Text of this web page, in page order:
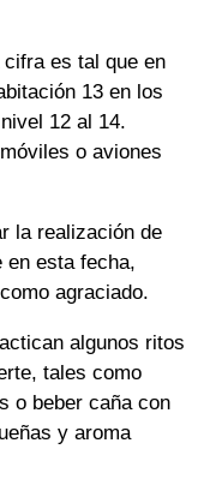
es tal que en
13 en los
12 al 14.
o aviones
la realización de
en esta fecha,
agraciado.
algunos ritos
tales como
o beber caña con
y aroma